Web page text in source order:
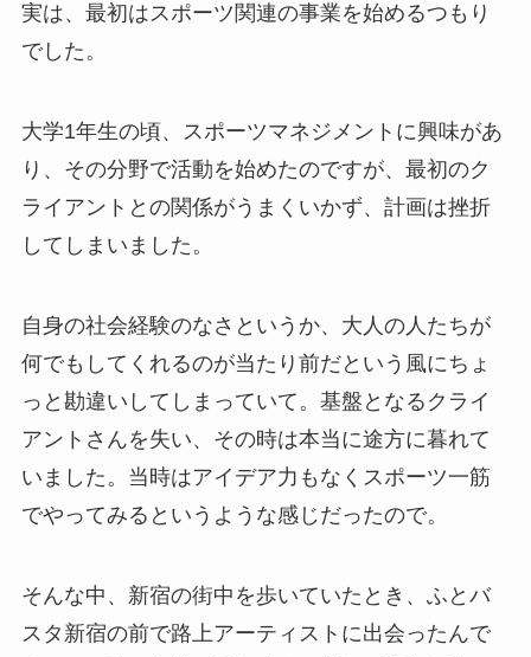
実は、最初はスポーツ関連の事業を始めるつもり
でした。
大学1年生の頃、スポーツマネジメントに興味があ
り、その分野で活動を始めたのですが、最初のク
ライアントとの関係がうまくいかず、計画は挫折
してしまいました。
自身の社会経験のなさというか、大人の人たちが
何でもしてくれるのが当たり前だという風にちょ
っと勘違いしてしまっていて。基盤となるクライ
アントさんを失い、その時は本当に途方に暮れて
いました。当時はアイデア力もなくスポーツ一筋
でやってみるというような感じだったので。
そんな中、新宿の街中を歩いていたとき、ふとバ
スタ新宿の前で路上アーティストに出会ったんで